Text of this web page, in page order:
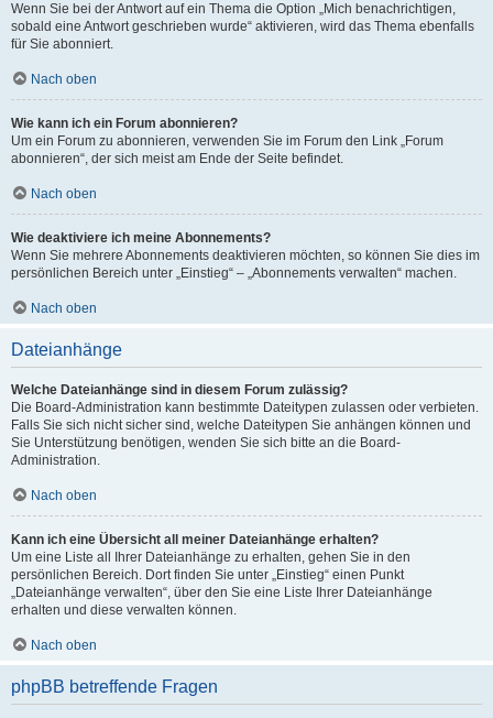
Wenn Sie bei der Antwort auf ein Thema die Option „Mich benachrichtigen,
sobald eine Antwort geschrieben wurde“ aktivieren, wird das Thema ebenfalls
für Sie abonniert.
Nach oben
Wie kann ich ein Forum abonnieren?
Um ein Forum zu abonnieren, verwenden Sie im Forum den Link „Forum
abonnieren“, der sich meist am Ende der Seite befindet.
Nach oben
Wie deaktiviere ich meine Abonnements?
Wenn Sie mehrere Abonnements deaktivieren möchten, so können Sie dies im
persönlichen Bereich unter „Einstieg“ – „Abonnements verwalten“ machen.
Nach oben
Dateianhänge
Welche Dateianhänge sind in diesem Forum zulässig?
Die Board-Administration kann bestimmte Dateitypen zulassen oder verbieten.
Falls Sie sich nicht sicher sind, welche Dateitypen Sie anhängen können und
Sie Unterstützung benötigen, wenden Sie sich bitte an die Board-
Administration.
Nach oben
Kann ich eine Übersicht all meiner Dateianhänge erhalten?
Um eine Liste all Ihrer Dateianhänge zu erhalten, gehen Sie in den
persönlichen Bereich. Dort finden Sie unter „Einstieg“ einen Punkt
„Dateianhänge verwalten“, über den Sie eine Liste Ihrer Dateianhänge
erhalten und diese verwalten können.
Nach oben
phpBB betreffende Fragen